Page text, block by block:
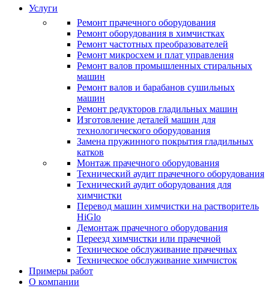
Услуги
Ремонт прачечного оборудования
Ремонт оборудования в химчистках
Ремонт частотных преобразователей
Ремонт микросхем и плат управления
Ремонт валов промышленных стиральных
машин
Ремонт валов и барабанов сушильных
машин
Ремонт редукторов гладильных машин
Изготовление деталей машин для
технологического оборудования
Замена пружинного покрытия гладильных
катков
Монтаж прачечного оборудования
Технический аудит прачечного оборудования
Технический аудит оборудования для
химчистки
Перевод машин химчистки на растворитель
HiGlo
Демонтаж прачечного оборудования
Переезд химчистки или прачечной
Техническое обслуживание прачечных
Техническое обслуживание химчисток
Примеры работ
О компании